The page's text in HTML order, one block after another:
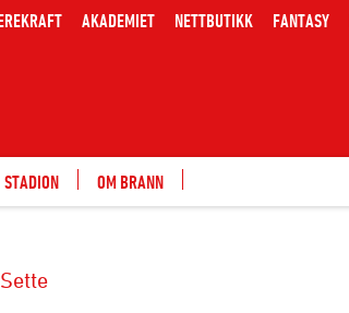
AKADEMIET NETTBUTIKK FANTASY
STADION OM BRANN